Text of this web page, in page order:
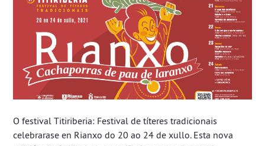
O festival Titiriberia: Festival de títeres tradicionais
celebrarase en Rianxo do 20 ao 24 de xullo. Esta nova